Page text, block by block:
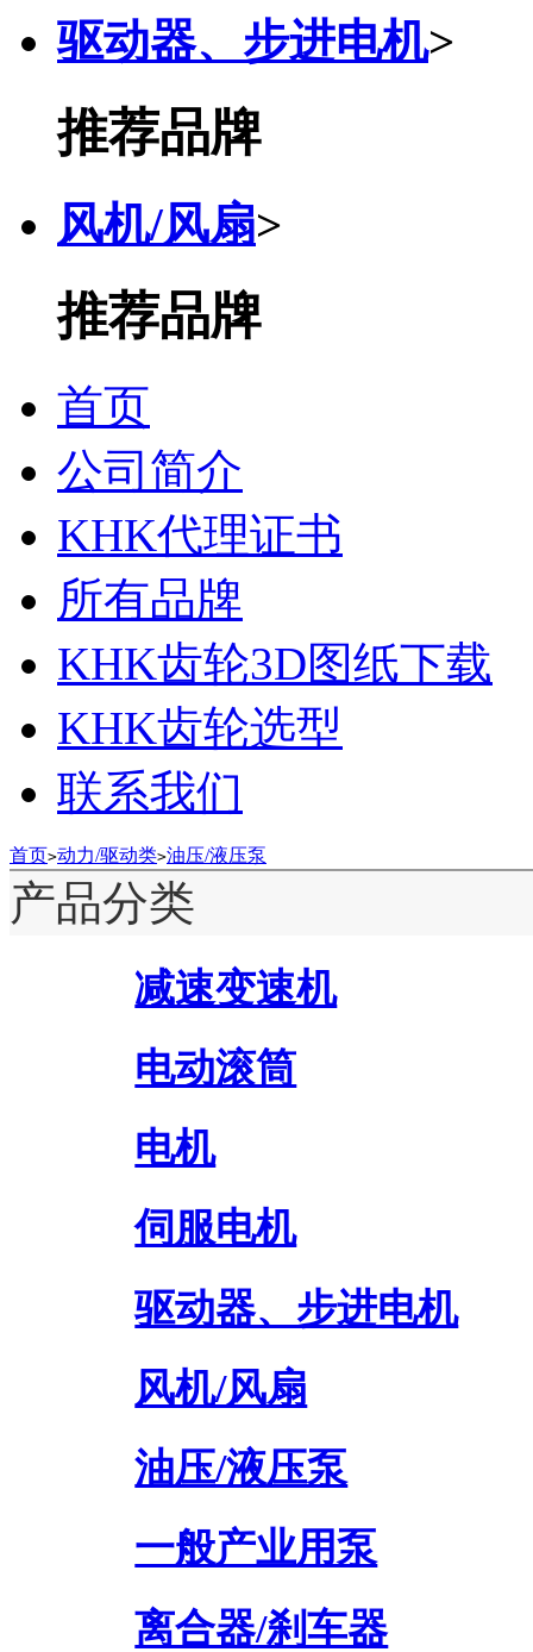
驱动器、步进电机>
推荐品牌
风机/风扇>
推荐品牌
首页
公司简介
KHK代理证书
所有品牌
KHK齿轮3D图纸下载
KHK齿轮选型
联系我们
首页>动力/驱动类>油压/液压泵
产品分类
减速变速机
电动滚筒
电机
伺服电机
驱动器、步进电机
风机/风扇
油压/液压泵
一般产业用泵
离合器/刹车器